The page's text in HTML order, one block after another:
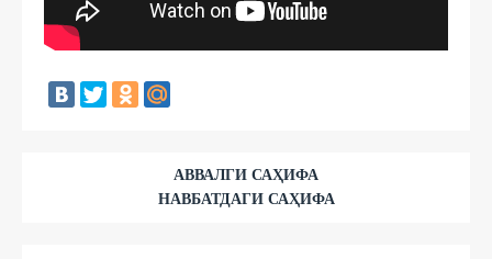
АВВАЛГИ САҲИФА
НАВБАТДАГИ САҲИФА